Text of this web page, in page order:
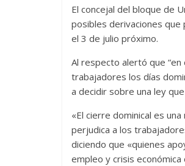
El concejal del bloque de
posibles derivaciones que
el 3 de julio próximo.
Al respecto alertó que
trabajadores los días
a decidir sobre una ley
«El cierre dominical es
perjudica a los
diciendo que «quienes
empleo y crisis económica